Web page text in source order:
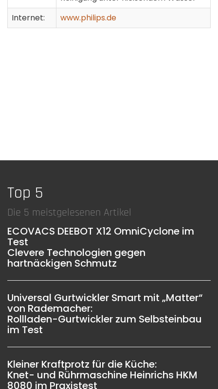
Internet:
www.philips.de
Top 5
Die 5 meistgelesenen Artikel
ECOVACS DEEBOT X12 OmniCyclone im
Test
Clevere Technologien gegen
hartnäckigen Schmutz
Universal Gurtwickler Smart mit „Matter“
von Rademacher:
Rollladen-Gurtwickler zum Selbsteinbau
im Test
Kleiner Kraftprotz für die Küche:
Knet- und Rührmaschine Heinrichs HKM
8080 im Praxistest